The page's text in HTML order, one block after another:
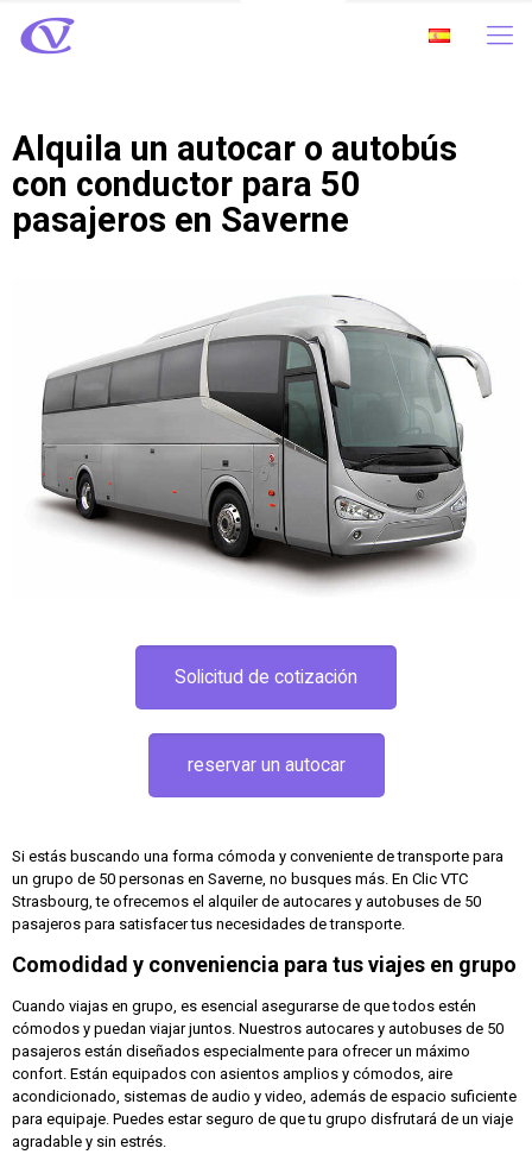
Alquila un autocar o autobús
con conductor para 50
pasajeros en Saverne
Solicitud de cotización
reservar un autocar
Si estás buscando una forma cómoda y conveniente de transporte para
un grupo de 50 personas en Saverne, no busques más. En Clic VTC
Strasbourg, te ofrecemos el alquiler de autocares y autobuses de 50
pasajeros para satisfacer tus necesidades de transporte.
Comodidad y conveniencia para tus viajes en grupo
Cuando viajas en grupo, es esencial asegurarse de que todos estén
cómodos y puedan viajar juntos. Nuestros autocares y autobuses de 50
pasajeros están diseñados especialmente para ofrecer un máximo
confort. Están equipados con asientos amplios y cómodos, aire
acondicionado, sistemas de audio y video, además de espacio suficiente
para equipaje. Puedes estar seguro de que tu grupo disfrutará de un viaje
agradable y sin estrés.